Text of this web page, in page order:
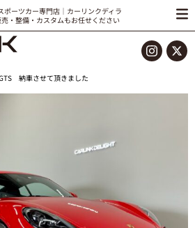
ポーツカー専門店｜カーリンクディラ
・整備・カスタムもお任せください
納車させて頂きました